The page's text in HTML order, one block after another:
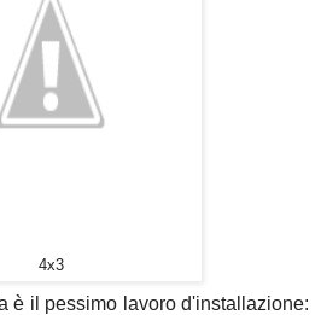
4x3
è il pessimo lavoro d'installazione: